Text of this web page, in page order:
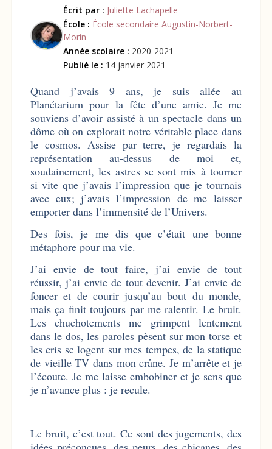
Écrit par : Juliette Lachapelle
École : École secondaire Augustin-Norbert-
Morin
Année scolaire : 2020-2021
Publié le : 14 janvier 2021
Quand j’avais 9 ans, je suis allée au
Planétarium pour la fête d’une amie. Je me
souviens d’avoir assisté à un spectacle dans un
dôme où on explorait notre véritable place dans
le cosmos. Assise par terre, je regardais la
représentation au-dessus de moi et,
soudainement, les astres se sont mis à tourner
si vite que j’avais l’impression que je tournais
avec eux; j’avais l’impression de me laisser
emporter dans l’immensité de l’Univers.
Des fois, je me dis que c’était une bonne
métaphore pour ma vie.
J’ai envie de tout faire, j’ai envie de tout
réussir, j’ai envie de tout devenir. J’ai envie de
foncer et de courir jusqu’au bout du monde,
mais ça finit toujours par me ralentir. Le bruit.
Les chuchotements me grimpent lentement
dans le dos, les paroles pèsent sur mon torse et
les cris se logent sur mes tempes, de la statique
de vieille TV dans mon crâne. Je m’arrête et je
l’écoute. Je me laisse embobiner et je sens que
je n’avance plus : je recule.
Le bruit, c’est tout. Ce sont des jugements, des